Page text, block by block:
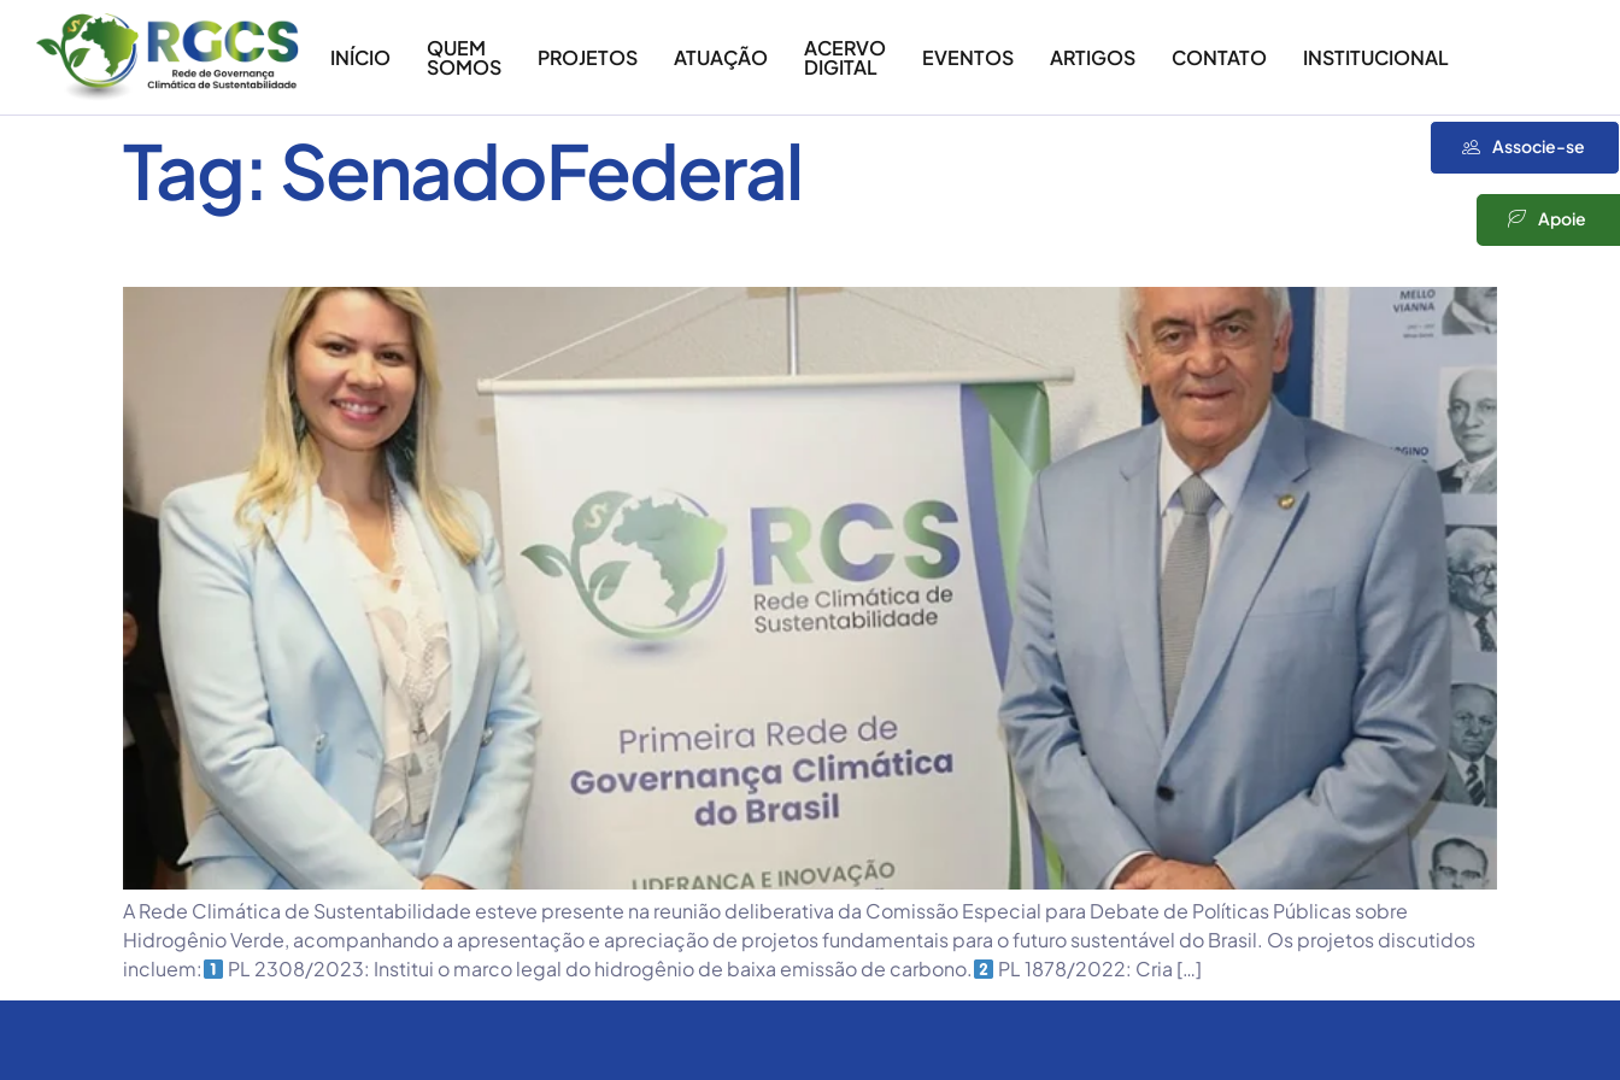
conteúdo
INÍCIO
QUEM
SOMOS PROJETOS ATUAÇÃO ACERVO
DIGITAL EVENTOS ARTIGOS CONTATO INSTITUCIONAL
Associe-se
Apoie
Tag: SenadoFederal
A Rede Climática de Sustentabilidade esteve presente na reunião deliberativa da Comissão Especial para Debate de Políticas Públicas sobre
Hidrogênio Verde, acompanhando a apresentação e apreciação de projetos fundamentais para o futuro sustentável do Brasil. Os projetos discutidos
incluem:
PL 2308/2023: Institui o marco legal do hidrogênio de baixa emissão de carbono. PL 1878/2022: Cria […]